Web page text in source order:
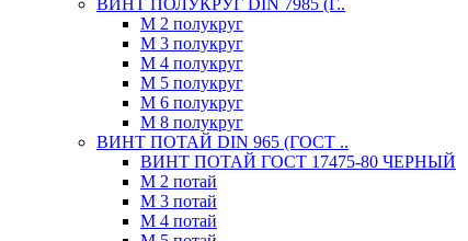
ВИНТ ПОЛУКРУГ DIN 7985 (Г..
М 2 полукруг
М 3 полукруг
М 4 полукруг
М 5 полукруг
М 6 полукруг
М 8 полукруг
ВИНТ ПОТАЙ DIN 965 (ГОСТ ..
ВИНТ ПОТАЙ ГОСТ 17475-80 ЧЕРНЫЙ
М 2 потай
М 3 потай
М 4 потай